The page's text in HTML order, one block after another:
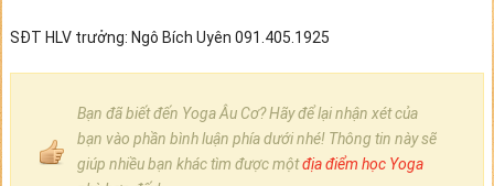
SĐT HLV trưởng: Ngô Bích Uyên 091.405.1925
Bạn đã biết đến Yoga Âu Cơ? Hãy để lại nhận xét của
bạn vào phần bình luận phía dưới nhé! Thông tin này sẽ
giúp nhiều bạn khác tìm được mộtđịa điểm học Yoga